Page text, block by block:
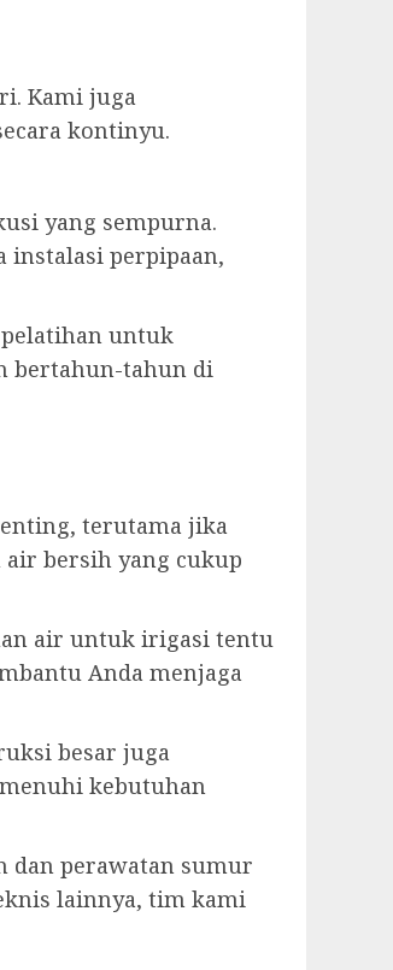
Kami juga
kontinyu.
yang sempurna.
instalasi perpipaan,
untuk
bertahun-tahun di
terutama jika
bersih yang cukup
air untuk irigasi tentu
Anda menjaga
besar juga
kebutuhan
dan perawatan sumur
lainnya, tim kami